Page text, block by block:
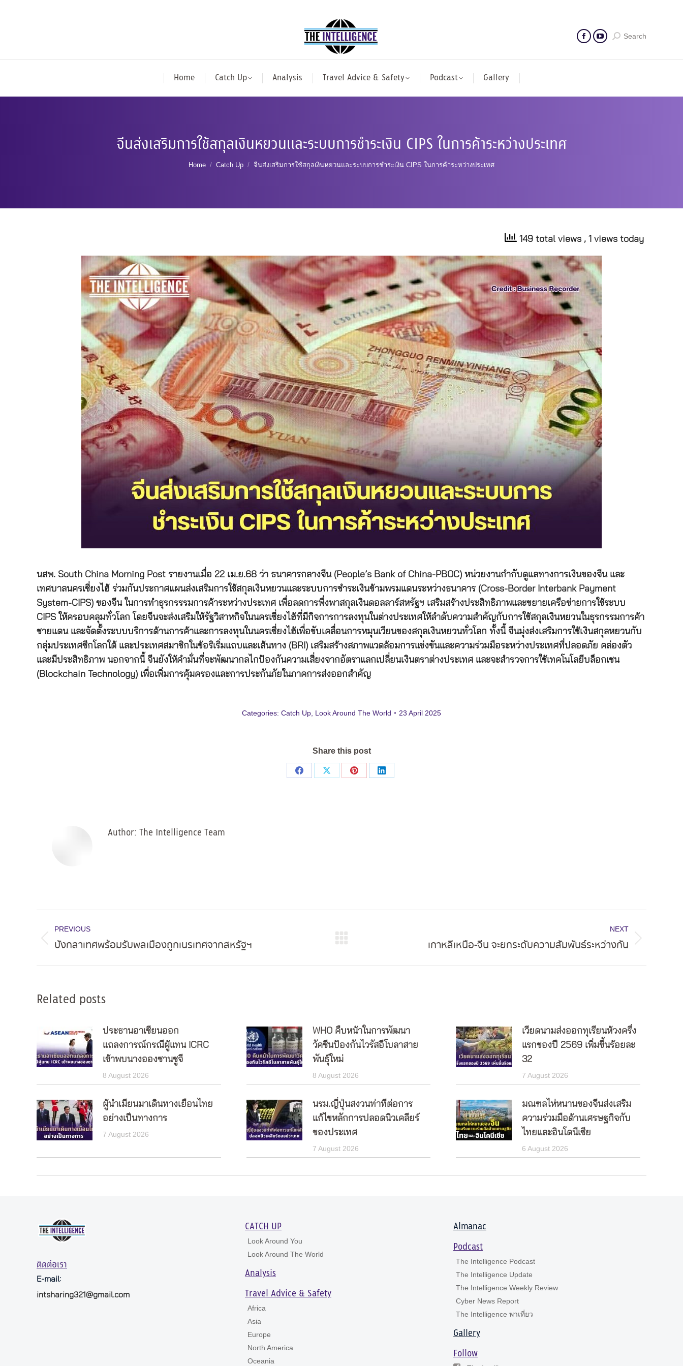
Search
Home Catch Up Analysis Travel Advice & Safety Podcast Gallery
จีนส่งเสริมการใช้สกุลเงินหยวนและระบบการชำระเงิน CIPS ในการค้าระหว่างประเทศ
You are here:
Home Catch Up จีนส่งเสริมการใช้สกุลเงินหยวนและระบบการชำระเงิน CIPS ในการค้าระหว่างประเทศ
149 total views , 1 views today
นสพ. South China Morning Post รายงานเมื่อ 22 เม.ย.68 ว่า ธนาคารกลางจีน (People’s Bank of China-PBOC) หน่วยงานกำกับดูแลทางการเงินของจีน และ
เทศบาลนครเซี่ยงไฮ้ ร่วมกันประกาศแผนส่งเสริมการใช้สกุลเงินหยวนและระบบการชำระเงินข้ามพรมแดนระหว่างธนาคาร (Cross-Border Interbank Payment
System-CIPS) ของจีน ในการทำธุรกรรรมการค้าระหว่างประเทศ เพื่อลดการพึ่งพาสกุลเงินดอลลาร์สหรัฐฯ เสริมสร้างประสิทธิภาพและขยายเครือข่ายการใช้ระบบ
CIPS ให้ครอบคลุมทั่วโลก โดยจีนจะส่งเสริมให้รัฐวิสาหกิจในนครเซี่ยงไฮ้ที่มีกิจการการลงทุนในต่างประเทศให้ลำดับความสำคัญกับการใช้สกุลเงินหยวนในธุรกรรมการค้า
ชายแดน และจัดตั้งระบบบริการด้านการค้าและการลงทุนในนครเซี่ยงไฮ้เพื่อขับเคลื่อนการหมุนเวียนของสกุลเงินหยวนทั่วโลก ทั้งนี้ จีนมุ่งส่งเสริมการใช้เงินสกุลหยวนกับ
กลุ่มประเทศซีกโลกใต้ และประเทศสมาชิกในข้อริเริ่มแถบและเส้นทาง (BRI) เสริมสร้างสภาพแวดล้อมการแข่งขันและความร่วมมือระหว่างประเทศที่ปลอดภัย คล่องตัว
และมีประสิทธิภาพ นอกจากนี้ จีนยังให้คำมั่นที่จะพัฒนากลไกป้องกันความเสี่ยงจากอัตราแลกเปลี่ยนเงินตราต่างประเทศ และจะสำรวจการใช้เทคโนโลยีบล็อกเชน
(Blockchain Technology) เพื่อเพิ่มการคุ้มครองและการประกันภัยในภาคการส่งออกสำคัญ
Categories: Catch Up Look Around The World 23 April 2025
Share this post
Share
Share
Share
Share
Author: The Intelligence Team
navigation
PREVIOUS
Previous
บังกลาเทศพร้อมรับพลเมืองถูกเนรเทศจากสหรัฐฯ
NEXT
เกาหลีเหนือ-จีน จะยกระดับความสัมพันธ์ระหว่างกัน
Related posts
ประธานอาเซียนออก
แถลงการณ์กรณีผู้แทน ICRC
เข้าพบนางอองซานซูจี
8 August 2026
WHO คืบหน้าในการพัฒนา
วัคซีนป้องกันไวรัสอีโบลาสาย
พันธุ์ใหม่
8 August 2026
เวียดนามส่งออกทุเรียนห้วงครึ่ง
แรกของปี 2569 เพิ่มขึ้นร้อยละ
32
7 August 2026
ผู้นำเมียนมาเดินทางเยือนไทย
อย่างเป็นทางการ
7 August 2026
นรม.ญี่ปุ่นสงวนท่าทีต่อการ
แก้ไขหลักการปลอดนิวเคลียร์
ของประเทศ
7 August 2026
มณฑลไห่หนานของจีนส่งเสริม
ความร่วมมือด้านเศรษฐกิจกับ
ไทยและอินโดนีเซีย
6 August 2026
ติดต่อเรา
E-mail:
intsharing321@gmail.com
CATCH UP
Look Around You
Look Around The World
Analysis
Travel Advice & Safety
Africa
Asia
Europe
North America
Oceania
Almanac
Podcast
The Intelligence Podcast
The Intelligence Update
The Intelligence Weekly Review
Cyber News Report
The Intelligence พาเที่ยว
Gallery
Follow